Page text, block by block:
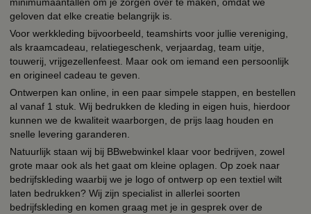
geloven dat elke creatie belangrijk is.
Voor werkkleding bijvoorbeeld, teamshirts voor jullie vereniging,
als kraamcadeau, relatiegeschenk, verjaardag, team uitje,
touwerij, vrijgezellenfeest. Maar ook om iemand een persoonlijk
en origineel cadeau te geven.
Ontwerpen kan online, in een paar simpele stappen, en bestellen
al vanaf 1 stuk. Wij bedrukken de kleding in eigen huis, hierdoor
kunnen we de kwaliteit waarborgen, de prijs laag houden en
snelle levering garanderen.
Natuurlijk staan wij bij BBwebwinkel klaar voor bedrijven, zowel
grote maar ook als het gaat om kleine oplagen. Op zoek naar
bedrijfskleding waarbij we je logo of ontwerp op een textiel wilt
laten bedrukken? Wij zijn specialist in allerlei soorten
bedrijfskleding en komen graag met je in gesprek over de